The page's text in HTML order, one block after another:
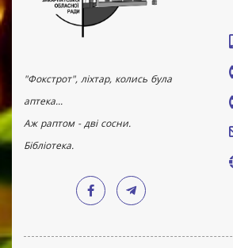
"Фокстрот", ліхтар, колись була
аптека...
Аж раптом - дві сосни.
Бібліотека.